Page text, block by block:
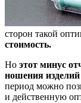
сторон такой
стоимость.
Но этот минус
ношения изделий
период можно
и действенную